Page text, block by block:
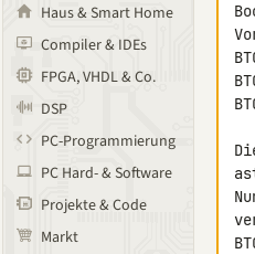
Haus & Smart Home
Compiler & IDEs
FPGA, VHDL & Co.
DSP
PC-Programmierung
PC Hard- & Software
Projekte & Code
Markt